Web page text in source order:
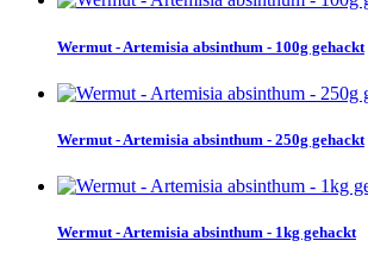
Wermut - Artemisia absinthum - 100g gehackt
Wermut - Artemisia absinthum - 250g gehackt
Wermut - Artemisia absinthum - 1kg gehackt